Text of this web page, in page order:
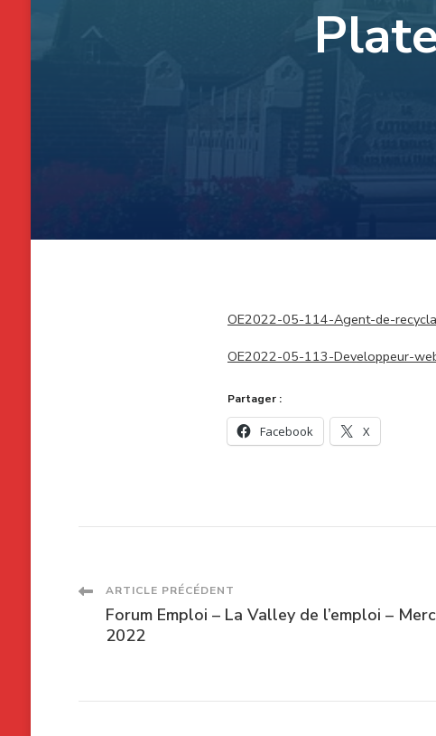
OE2022-05-114-Agent-de-
OE2022-05-113-Developpeur-
Partager :
Facebook X
Navigation
des
articles
ARTICLE PRÉCÉDENT
Forum Emploi – La Valley de l’emploi –
2022